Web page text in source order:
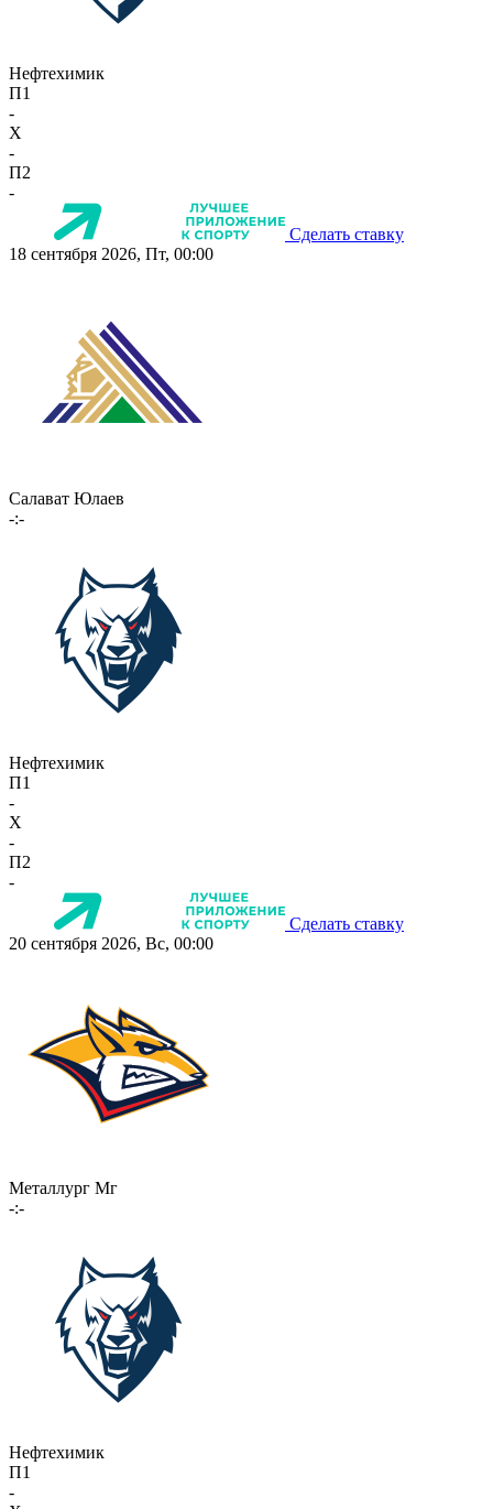
Нефтехимик
П1
-
X
-
П2
-
Сделать ставку
18 сентября 2026, Пт, 00:00
Салават Юлаев
-:-
Нефтехимик
П1
-
X
-
П2
-
Сделать ставку
20 сентября 2026, Вс, 00:00
Металлург Мг
-:-
Нефтехимик
П1
-